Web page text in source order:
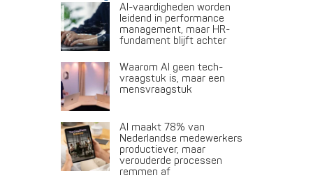
AI-vaardigheden worden
leidend in performance
management, maar HR-
fundament blijft achter
Waarom AI geen tech-
vraagstuk is, maar een
mensvraagstuk
AI maakt 78% van
Nederlandse medewerkers
productiever, maar
verouderde processen
remmen af